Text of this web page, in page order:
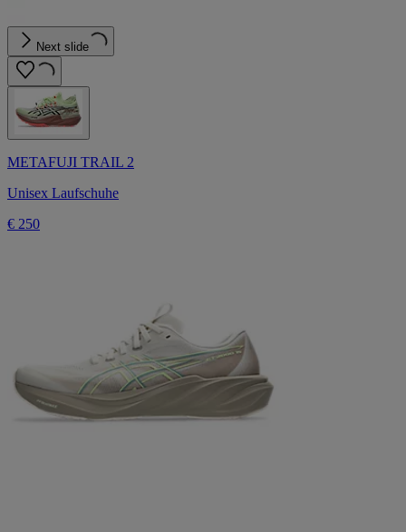
Next slide
METAFUJI TRAIL 2
Unisex Laufschuhe
€ 250